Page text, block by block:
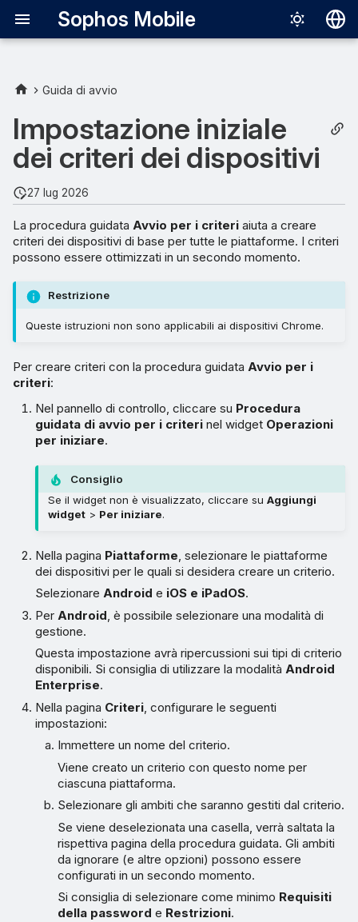
Sophos Mobile
Français
Italiano
日本語
中文（简
Guida di avvio
Impostazione iniziale
dei criteri dei dispositivi
27 lug 2026
La procedura guidata Avvio per i criteri aiuta a creare
criteri dei dispositivi di base per tutte le piattaforme. I criteri
possono essere ottimizzati in un secondo momento.
Restrizione
Queste istruzioni non sono applicabili ai dispositivi Chrome.
Per creare criteri con la procedura guidata Avvio per i
criteri:
Nel pannello di controllo, cliccare su Procedura
guidata di avvio per i criteri nel widget Operazioni
per iniziare.
Consiglio
Se il widget non è visualizzato, cliccare suAggiungi
widget > Per iniziare.
Nella pagina Piattaforme, selezionare le piattaforme
dei dispositivi per le quali si desidera creare un criterio.
SelezionareAndroid e iOS e iPadOS.
PerAndroid, è possibile selezionare una modalità di
gestione.
Questa impostazione avrà ripercussioni sui tipi di criterio
disponibili. Si consiglia di utilizzare la modalitàAndroid
Enterprise.
Nella pagina Criteri, configurare le seguenti
impostazioni:
Immettere un nome del criterio.
Viene creato un criterio con questo nome per
ciascuna piattaforma.
Selezionare gli ambiti che saranno gestiti dal criterio.
Se viene deselezionata una casella, verrà saltata la
rispettiva pagina della procedura guidata. Gli ambiti
da ignorare (e altre opzioni) possono essere
configurati in un secondo momento.
Si consiglia di selezionare come minimo Requisiti
della password e Restrizioni.